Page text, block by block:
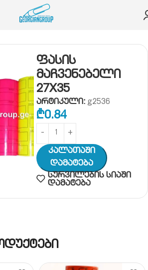
ფასის
მაჩვენებელი
27X35
არტიკული: g2536
₾0.84
Კალათაში
Დამატება
სურვილების სიაში
დამატება